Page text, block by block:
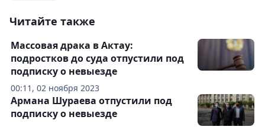
Читайте также
00:11, 02 ноября 2023
Массовая драка в Актау:
подростков до суда отпустили под
подписку о невыезде
Армана Шураева отпустили под
подписку о невыезде